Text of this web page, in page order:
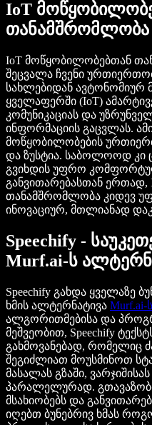
IoT
თანამშრომლობა
IoT მოწყობილობებთან
შეცვალა ჩვენი
სახლებიდან ავტონომიურ
ყველაფერში (IoT)
კომუნიკაციას და
ინფორმაციის გაცვლას.
მოწყობილობების
და ზუსტია. საბოლოოდ კი
გვიხდის უფრო
განვითარებასთან
თანამშრომლობა კიდევ
ინოვაციურ, მთლიანად
Speechify -
Murf.ai-ს
Speechify გახდა ყველაზე
ხმის ალტერნატივა Murf.ai-
ალგორითმებისა და
მეშვეობით, Speechify
გახმოვანებად, რომელიც
შეგიძლიათ მოუსმინოთ
მასალას გზაში, ვარჯიშისას
პარალელურად.
მსახიობებს და
იღებთ ბუნებრივ ხმას